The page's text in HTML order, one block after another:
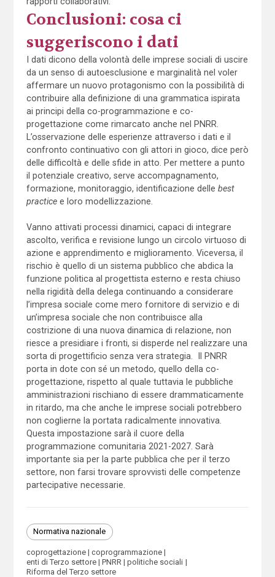
Conclusioni: cosa ci
suggeriscono i dati
I dati dicono della volontà delle imprese sociali di uscire
da un senso di autoesclusione e marginalità nel voler
affermare un nuovo protagonismo con la possibilità di
contribuire alla definizione di una grammatica ispirata
ai principi della co-programmazione e co-
progettazione come rimarcato anche nel PNRR.
L’osservazione delle esperienze attraverso i dati e il
confronto continuativo con gli attori in gioco, dice però
delle difficoltà e delle sfide in atto. Per mettere a punto
il potenziale creativo, serve accompagnamento,
formazione, monitoraggio, identificazione delle best
practicee loro modellizzazione.
Vanno attivati processi dinamici, capaci di integrare
ascolto, verifica e revisione lungo un circolo virtuoso di
azione e apprendimento e miglioramento. Viceversa, il
rischio è quello di un sistema pubblico che abdica la
funzione politica al progettista esterno e resta chiuso
nella rigidità della delega continuando a considerare
l’impresa sociale come mero fornitore di servizio e di
un’impresa sociale che non contribuisce alla
costrizione di una nuova dinamica di relazione, non
riesce a presidiare i fronti, si disperde nel realizzare una
sorta di progettificio senza vera strategia.
Il PNRR
porta in dote con sé un metodo, quello della co-
progettazione, rispetto al quale tuttavia le pubbliche
amministrazioni rischiano di essere drammaticamente
in ritardo, ma che anche le imprese sociali potrebbero
non coglierne la portata radicalmente innovativa.
Questa impostazione sarà il cuore della
programmazione comunitaria 2021-2027. Sarà
importante sia per la parte pubblica che per il terzo
settore, non farsi trovare sprovvisti delle competenze
partecipative necessarie.
Normativa nazionale
coprogettazione
coprogrammazione
enti di Terzo settore
PNRR
politiche sociali
Riforma del Terzo settore